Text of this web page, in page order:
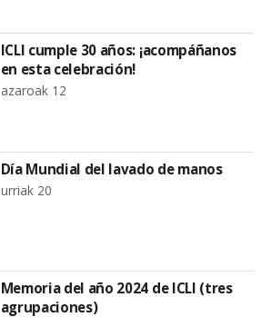
ICLI cumple 30 años: ¡acompáñanos
en esta celebración!
azaroak 12
Día Mundial del lavado de manos
urriak 20
Memoria del año 2024 de ICLI (tres
agrupaciones)